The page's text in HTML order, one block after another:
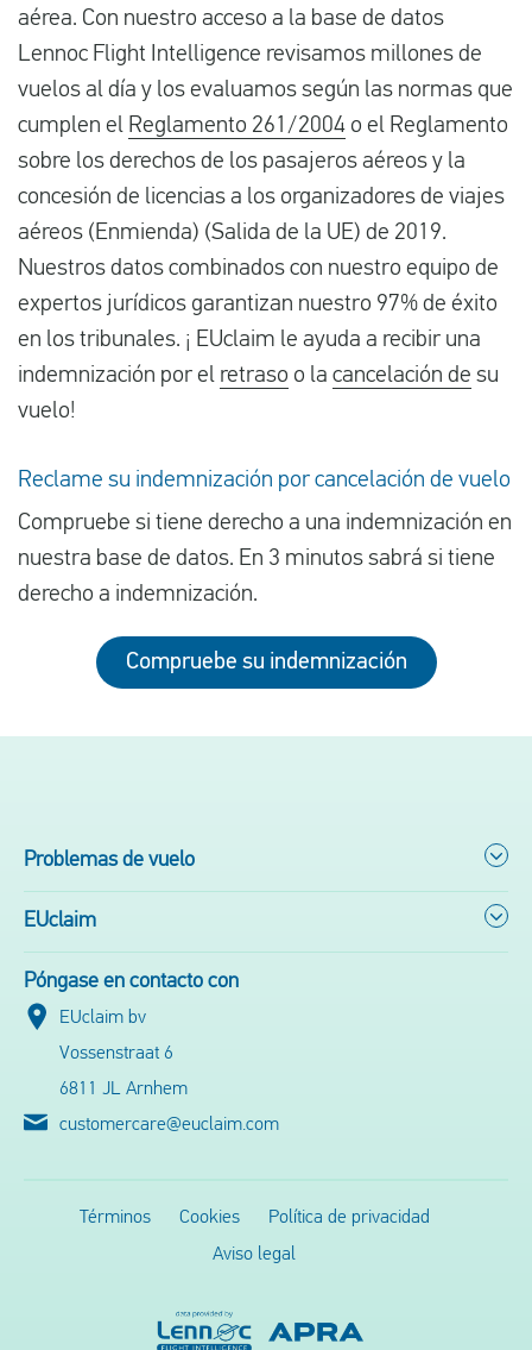
aérea. Con nuestro acceso a la base de datos
Lennoc Flight Intelligence revisamos millones de
vuelos al día y los evaluamos según las normas que
cumplen el Reglamento 261/2004 o el Reglamento
sobre los derechos de los pasajeros aéreos y la
concesión de licencias a los organizadores de viajes
aéreos (Enmienda) (Salida de la UE) de 2019.
Nuestros datos combinados con nuestro equipo de
expertos jurídicos garantizan nuestro 97% de éxito
en los tribunales. ¡ EUclaim le ayuda a recibir una
indemnización por el retraso o la cancelación de su
vuelo!
Reclame su indemnización por cancelación de vuelo
Compruebe si tiene derecho a una indemnización en
nuestra base de datos. En 3 minutos sabrá si tiene
derecho a indemnización.
Compruebe su indemnización
Problemas de vuelo
EUclaim
Póngase en contacto con
EUclaim bv
Vossenstraat 6
6811 JL Arnhem
customercare@euclaim.com
Términos Cookies
Política de privacidad
Aviso legal